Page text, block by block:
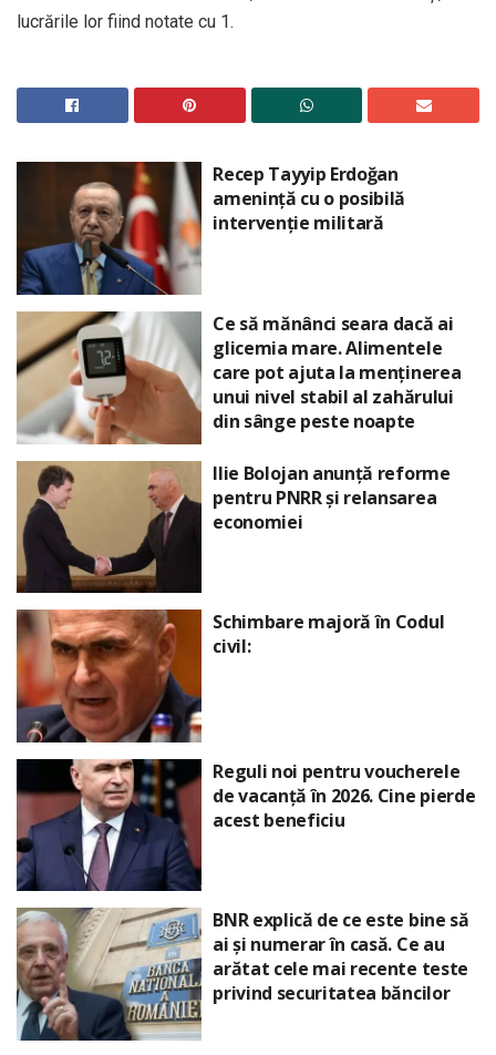
lucrările lor fiind notate cu 1.
Recep Tayyip Erdoğan
amenință cu o posibilă
intervenție militară
Ce să mănânci seara dacă ai
glicemia mare. Alimentele
care pot ajuta la menținerea
unui nivel stabil al zahărului
din sânge peste noapte
Ilie Bolojan anunță reforme
pentru PNRR și relansarea
economiei
Schimbare majoră în Codul
civil:
Reguli noi pentru voucherele
de vacanță în 2026. Cine pierde
acest beneficiu
BNR explică de ce este bine să
ai și numerar în casă. Ce au
arătat cele mai recente teste
privind securitatea băncilor